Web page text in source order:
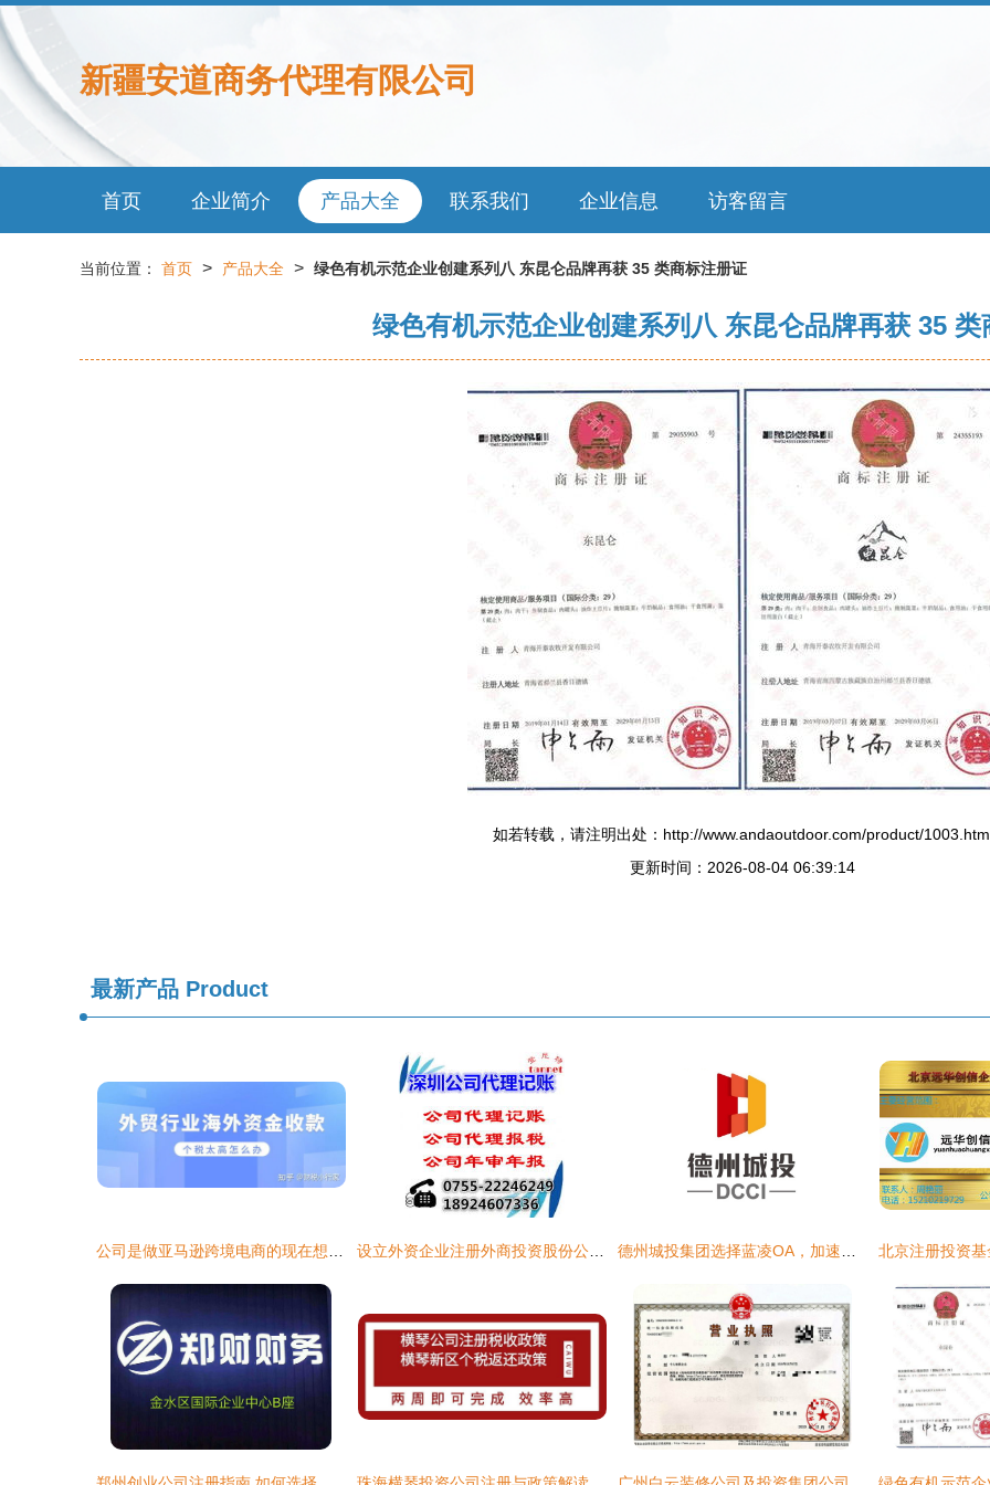
新疆安道商务代理有限公司
首页 企业简介 产品大全 联系我们 企业信息 访客留言
当前位置： 首页 > 产品大全 > 绿色有机示范企业创建系列八 东昆仑品牌再获 35 类商标注册证
绿色有机示范企业创建系列八 东昆仑品牌再获 35 类
如若转载，请注明出处：http://www.andaoutdoor.com/product/
更新时间：2026-08-04 06:39:14
最新产品 Product